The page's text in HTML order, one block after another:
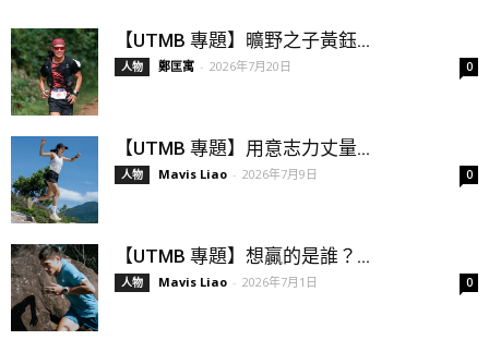
【UTMB 專題】曠野之子黃鈺...
人物 鄭匡寓 - 2026年7月20日 0
【UTMB 專題】用意志力丈量...
人物 Mavis Liao - 2026年7月9日 0
【UTMB 專題】想贏的是誰？...
人物 Mavis Liao - 2026年7月1日 0